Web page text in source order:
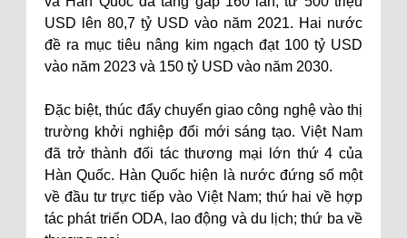
USD lên 80,7 tỷ USD vào năm 2021. Hai nước
đề ra mục tiêu nâng kim ngạch đạt 100 tỷ USD
vào năm 2023 và 150 tỷ USD vào năm 2030.
Đặc biệt, thúc đẩy chuyển giao công nghệ vào thị
trường khởi nghiệp đổi mới sáng tạo. Việt Nam
đã trở thành đối tác thương mại lớn thứ 4 của
Hàn Quốc. Hàn Quốc hiện là nước đứng số một
về đầu tư trực tiếp vào Việt Nam; thứ hai về hợp
tác phát triển ODA, lao động và du lịch; thứ ba về